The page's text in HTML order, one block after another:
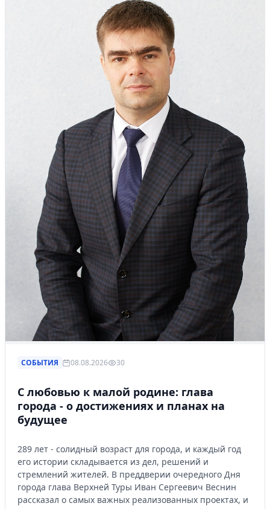
СОБЫТИЯ 08.08.2026 30
С любовью к малой родине: глава
города - о достижениях и планах на
будущее
289 лет - солидный возраст для города, и каждый год
его истории складывается из дел, решений и
стремлений жителей. В преддверии очередного Дня
города глава Верхней Туры Иван Сергеевич Веснин
рассказал о самых важных реализованных проектах, и